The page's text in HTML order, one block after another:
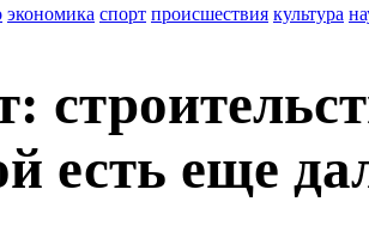
экономика спорт происшествия культура
есть еще